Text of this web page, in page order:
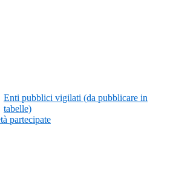
Enti pubblici vigilati (da pubblicare in
tabelle)
partecipate